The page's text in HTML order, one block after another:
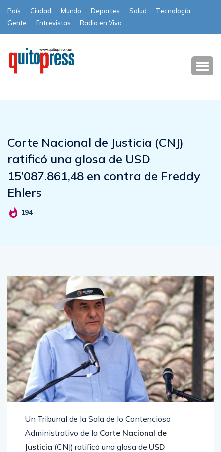
País Ciudad Mundo Deportes Salud
Tecnología
Gente
Entrevistas Radio en Vivo
Corte Nacional de Justicia (CNJ)
ratificó una glosa de USD
15’087.861,48 en contra de Freddy
Ehlers
194
Un Tribunal de la Sala de lo Contencioso
Administrativo de la Corte Nacional de
Justicia (CNJ) ratificó una glosa de USD